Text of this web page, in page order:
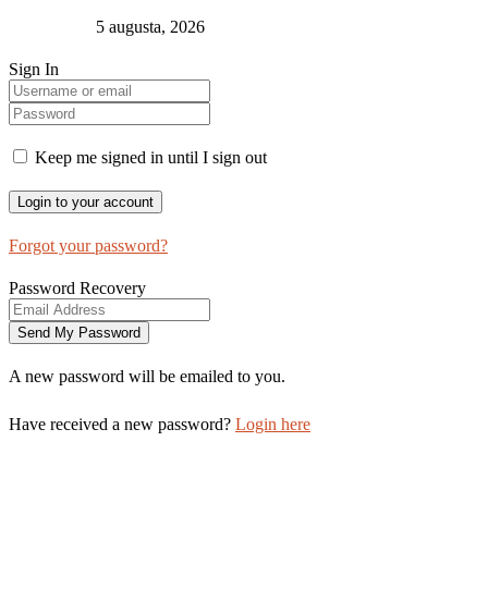
5 augusta, 2026
Sign In
Keep me signed in until I sign out
Forgot your password?
Password Recovery
A new password will be emailed to you.
Have received a new password? Login here